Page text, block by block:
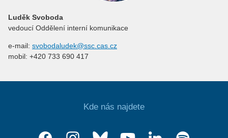
Luděk Svoboda
vedoucí Oddělení interní komunikace
e-mail: svobodaludek@ssc.cas.cz
mobil: +420 733 690 417
Kde nás najdete